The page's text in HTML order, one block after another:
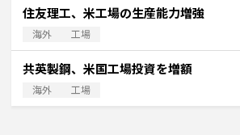
住友理工、米工場の生産能力増強
海外 工場
共英製鋼、米国工場投資を増額
海外 工場